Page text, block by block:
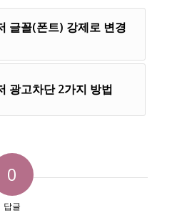
글꼴(폰트) 강제로 변경
광고차단 2가지 방법
0
답글